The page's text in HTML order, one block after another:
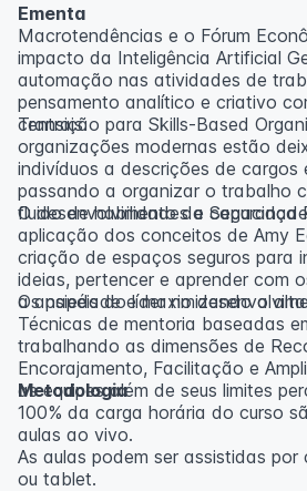
Ementa
Macrotendências e o Fórum
impacto da Inteligência Artificial
automação nas atividades de
pensamento analítico e criativo
centrais.
Transição para Skills-Based
organizações modernas estão
indivíduos a descrições de cargos
passando a organizar o trabalho
fluido de habilidades e
O desenvolvimento da Segurança
aplicação dos conceitos de Amy
criação de espaços seguros para
ideias, pertencer e aprender com
a ansiedade e maximizando a
Os papéis do líder no
Técnicas de mentoria baseadas
trabalhando as dimensões de
Encorajamento, Facilitação e
as equipes além de seus limites
Metodologia
100% da carga horária do curso
aulas ao vivo.
As aulas podem ser assistidas por
ou tablet.